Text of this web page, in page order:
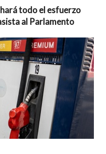
todo el esfuerzo
al Parlamento